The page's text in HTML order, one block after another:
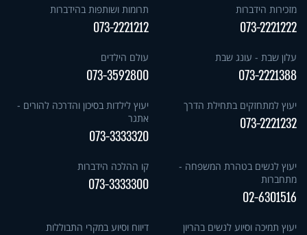
מזכירות הידברות
073-2221222
תרומות ושותפות בהידברות
073-2221212
עלון שבת - עונג שבת
073-2221388
עולם הילדים
073-3592800
יעוץ למתחזקים בתחילת הדרך
073-2221232
יעוץ לילדות בסיכון והדרכה להורים -
אתגר
073-3333320
יעוץ לנשים בטהרת המשפחה -
מתחברות
02-6301516
קו ההלכה הידברות
073-3333300
יעוץ תמיכה וסיוע לנשים בהריון דיווח וסיוע במקרי התבוללות